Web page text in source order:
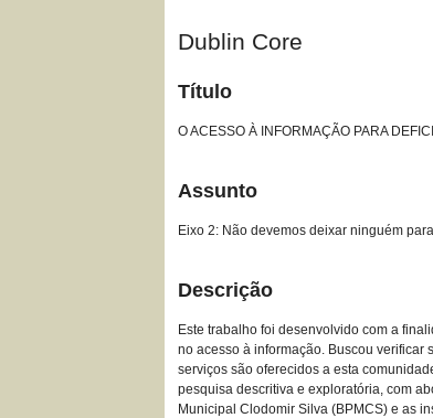
Dublin Core
Título
O ACESSO À INFORMAÇÃO PARA
Assunto
Eixo 2: Não devemos deixar ninguém
Descrição
Este trabalho foi desenvolvido com a
no acesso à informação. Buscou
serviços são oferecidos a esta
pesquisa descritiva e exploratória, com
Municipal Clodomir Silva (BPMCS) e as